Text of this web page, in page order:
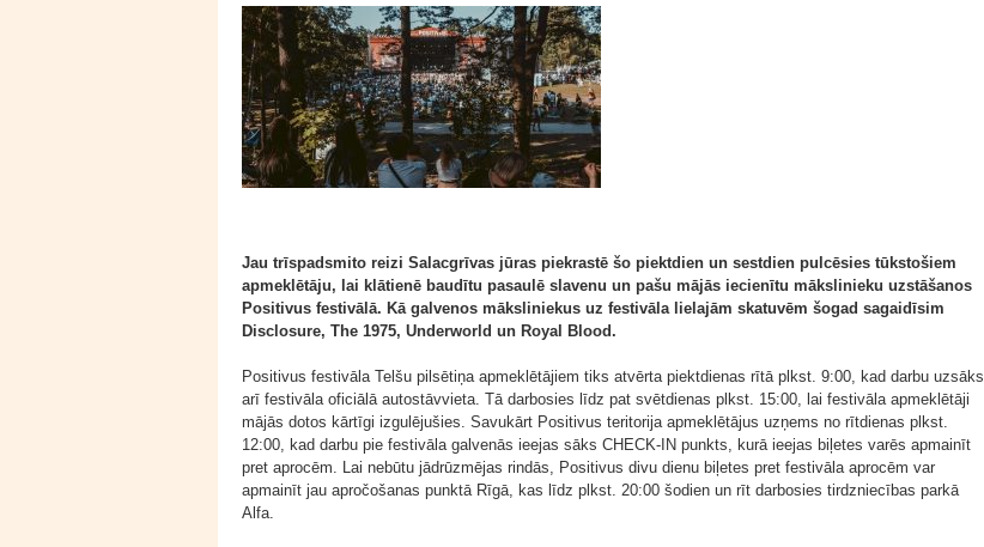
Jau trīspadsmito reizi Salacgrīvas jūras piekrastē šo piektdien un sestdien pulcēsies tūkstošiem
apmeklētāju, lai klātienē baudītu pasaulē slavenu un pašu mājās iecienītu mākslinieku uzstāšanos
Positivus festivālā. Kā galvenos māksliniekus uz festivāla lielajām skatuvēm šogad sagaidīsim
Disclosure, The 1975, Underworld un Royal Blood.
Positivus festivāla Telšu pilsētiņa apmeklētājiem tiks atvērta piektdienas rītā plkst. 9:00, kad darbu uzsāks
arī festivāla oficiālā autostāvvieta. Tā darbosies līdz pat svētdienas plkst. 15:00, lai festivāla apmeklētāji
mājās dotos kārtīgi izgulējušies. Savukārt Positivus teritorija apmeklētājus uzņems no rītdienas plkst.
12:00, kad darbu pie festivāla galvenās ieejas sāks CHECK-IN punkts, kurā ieejas biļetes varēs apmainīt
pret aprocēm. Lai nebūtu jādrūzmējas rindās, Positivus divu dienu biļetes pret festivāla aprocēm var
apmainīt jau apročošanas punktā Rīgā, kas līdz plkst. 20:00 šodien un rīt darbosies tirdzniecības parkā
Alfa.